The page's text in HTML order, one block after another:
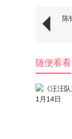
陈
随便看看